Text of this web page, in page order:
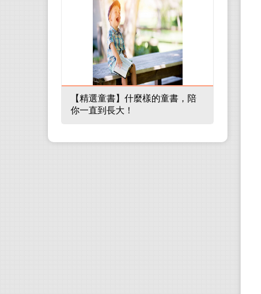
【精選童書】什麼樣的童書，陪
你一直到長大！